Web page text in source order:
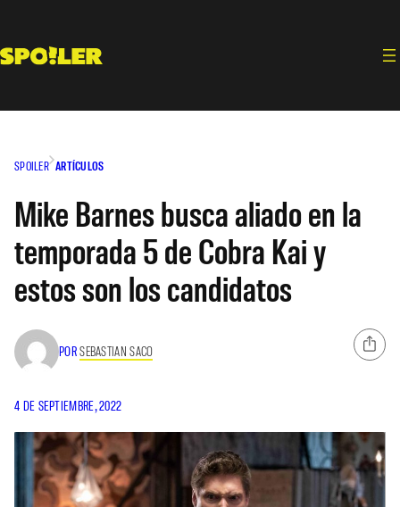
contenido
SPOILER ARTÍCULOS
Mike Barnes busca aliado en la
temporada 5 de Cobra Kai y
estos son los candidatos
PORSEBASTIAN SACO
4 DE SEPTIEMBRE, 2022